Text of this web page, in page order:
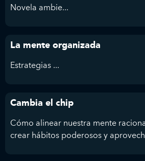
Novela ambie...
La mente organizada
Estrategias ...
Cambia el chip
Cómo alinear nuestra mente
crear hábitos poderosos y